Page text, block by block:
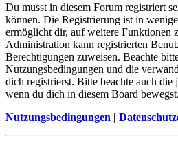
Du musst in diesem Forum registriert
können. Die Registrierung ist in
ermöglicht dir, auf weitere Funktionen
Administration kann registrierten
Berechtigungen zuweisen. Beachte
Nutzungsbedingungen und die
dich registrierst. Bitte beachte auch die
wenn du dich in diesem Board bewegst.
Nutzungsbedingungen |